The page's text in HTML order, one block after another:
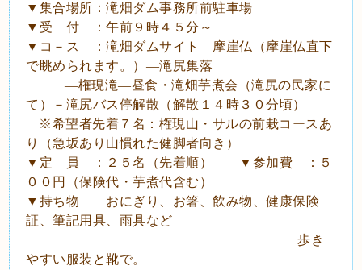
▼集合場所：滝畑ダム事務所前駐車場
▼受 付 ：午前９時４５分～
▼コ－ス ：滝畑ダムサイト―摩崖仏（摩崖仏直下
で眺められます。）―滝尻集落
―権現滝―昼食・滝畑芋煮会（滝尻の民家に
て）－滝尻バス停解散（解散１４時３０分頃）
※希望者先着７名：権現山・サルの前栽コースあ
り（急坂あり山慣れた健脚者向き）
▼定 員
：２５名（先着順） ▼参加費 ：５
００円（保険代・芋煮代含む）
▼持ち物 おにぎり、お箸、飲み物、健康保険
証、筆記用具、雨具など
歩き
やすい服装と靴で。